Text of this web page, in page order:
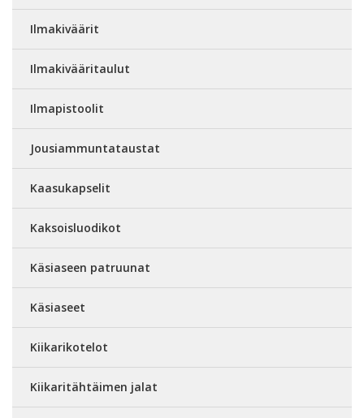
Ilmakiväärit
Ilmakivääritaulut
Ilmapistoolit
Jousiammuntataustat
Kaasukapselit
Kaksoisluodikot
Käsiaseen patruunat
Käsiaseet
Kiikarikotelot
Kiikaritähtäimen jalat